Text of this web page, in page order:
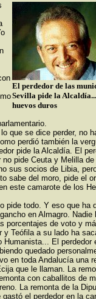
El perdedor de las
Sevilla pide la
huevos duros
que se dice perder, no
perdió también la
pide la Alcaldía. El
pide Ceuta y Melilla
sus socios de Libia,
sabe del moro, pide el
este camarote de los
todo. Y eso que ha
en Almagro. Nadie
porcentajes de voto y
y Teófila a su lado ha
El perdedor
quedado
en toda Andalucía una
que le llaman. La
con caballitos de
La remonta de la
el perdedor en la